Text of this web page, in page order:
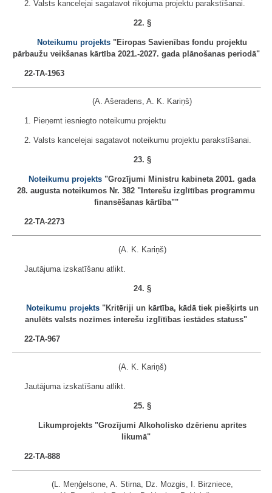
2. Valsts kancelejai sagatavot rīkojuma projektu parakstīšanai.
22. §
Noteikumu projekts "Eiropas Savienības fondu projektu
pārbaužu veikšanas kārtība 2021.-2027. gada plānošanas periodā"
22-TA-1963
(A. Ašeradens, A. K. Kariņš)
1. Pieņemt iesniegto noteikumu projektu
2. Valsts kancelejai sagatavot noteikumu projektu parakstīšanai.
23. §
Noteikumu projekts "Grozījumi Ministru kabineta 2001. gada
28. augusta noteikumos Nr. 382 "Interešu izglītības programmu
finansēšanas kārtība""
22-TA-2273
(A. K. Kariņš)
Jautājuma izskatīšanu atlikt.
24. §
Noteikumu projekts"Kritēriji un kārtība, kādā tiek piešķirts un
anulēts valsts nozīmes interešu izglītības iestādes statuss"
22-TA-967
(A. K. Kariņš)
Jautājuma izskatīšanu atlikt.
25. §
Likumprojekts "Grozījumi Alkoholisko dzērienu aprites
likumā"
22-TA-888
(L. Meņģelsone, A. Stirna, Dz. Mozgis, I. Birzniece,